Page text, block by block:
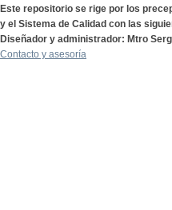
Este repositorio se rige por los
y el Sistema de Calidad con las
Diseñador y administrador: Mtro
Contacto y asesoría